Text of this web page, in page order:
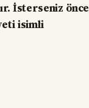
İsterseniz önce
isimli